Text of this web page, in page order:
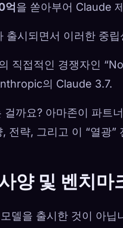
억 을 쏟아부어 Claude
출시되면서 이러한 중
직접적인 경쟁자인
의 Claude 3.7.
까요? 아마존이 파트
, 전략, 그리고 이 “열광
양 및 벤치마
델을 출시한 것이 아닙